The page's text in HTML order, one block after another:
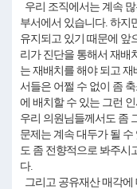
우리 조직에서는 계속
부서에서 있습니다. 하지
유지되고 있기 때문에 앞
리가 진단을 통해서 재배
는 재배치를 해야 되고
서들은 어쩔 수 없이 좀
에 배치할 수 있는 그런
우리 의원님들께서도 좀
문제는 계속 대두가 될
도 좀 전향적으로 봐주시
다.
그리고 공유재산 매각에